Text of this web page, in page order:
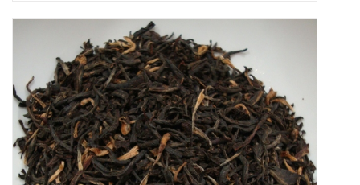
mehrere
Varianten
auf.
Die
Optionen
können
auf